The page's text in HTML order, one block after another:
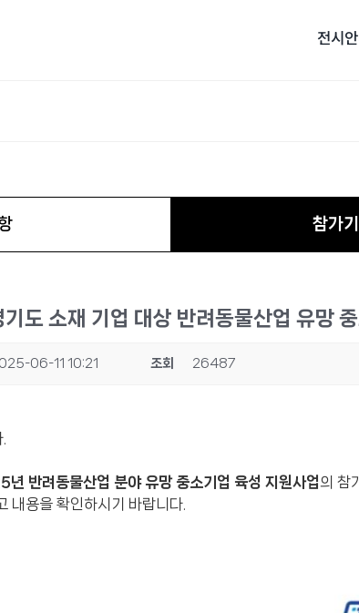
전시
참가
도 소재 기업 대상 반려동물산업 유망
06-11 10:21 조회 26487
반려동물산업 분야 유망 중소기업 육성 지원사업의 참
내용을 확인하시기 바랍니다.